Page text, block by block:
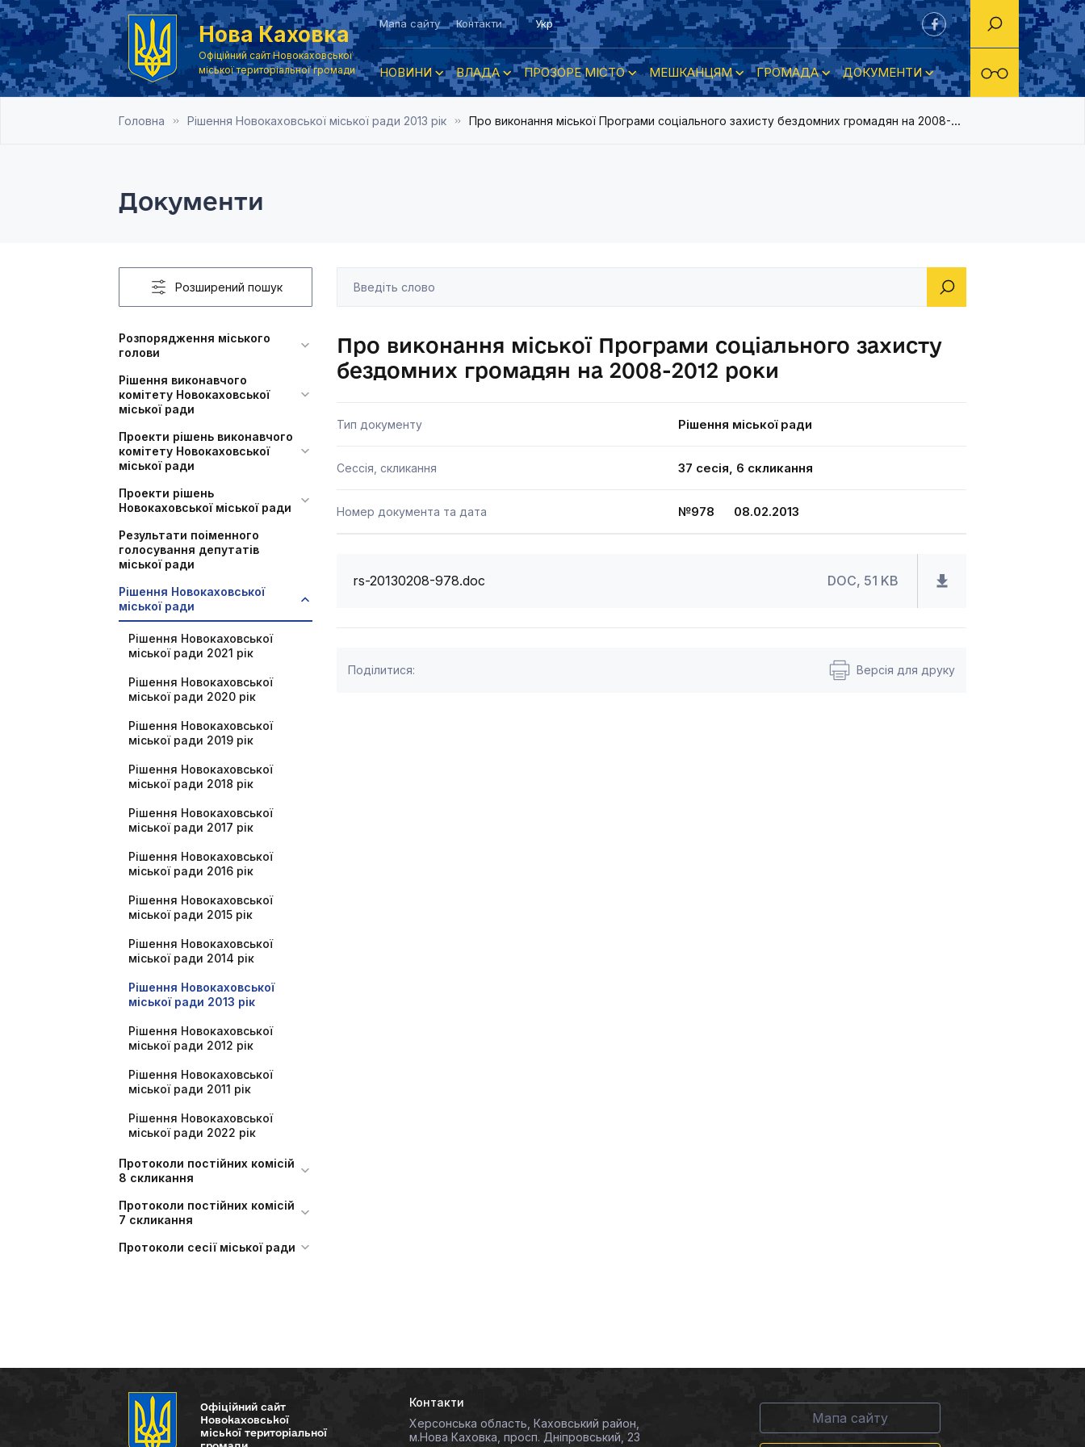
Нова Каховка
Офіційний сайт Новокаховської
міської територіальної громади
Мапа сайту Контакти Укр
НОВИНИ ВЛАДА ПРОЗОРЕ МІСТО МЕШКАНЦЯМ ГРОМАДА ДОКУМЕНТИ
Головна Рішення Новокаховської міської ради 2013 рік Про виконання міської Програми соціального захисту бездомних громадян на 2008-2012 роки
Документи
Розширений пошук
Розпорядження міського
голови
Рішення виконавчого
комітету Новокаховської
міської ради
Проекти рішень виконавчого
комітету Новокаховської
міської ради
Проекти рішень
Новокаховської міської ради
Результати поіменного
голосування депутатів
міської ради
Рішення Новокаховської
міської ради
Рішення Новокаховської
міської ради 2021 рік
Рішення Новокаховської
міської ради 2020 рік
Рішення Новокаховської
міської ради 2019 рік
Рішення Новокаховської
міської ради 2018 рік
Рішення Новокаховської
міської ради 2017 рік
Рішення Новокаховської
міської ради 2016 рік
Рішення Новокаховської
міської ради 2015 рік
Рішення Новокаховської
міської ради 2014 рік
Рішення Новокаховської
міської ради 2013 рік
Рішення Новокаховської
міської ради 2012 рік
Рішення Новокаховської
міської ради 2011 рік
Рішення Новокаховської
міської ради 2022 рік
Протоколи постійних комісій
8 скликання
Протоколи постійних комісій
7 скликання
Протоколи сесії міської ради
Про виконання міської Програми соціального захисту
бездомних громадян на 2008-2012 роки
Тип документу Рішення міської ради
Сессія, скликання 37 сесія, 6 скликання
Номер документа та дата №978 08.02.2013
rs-20130208-978.doc DOC, 51 KB
Поділитися: Версія для друку
Офіційний сайт
Новокаховської
міської територіальної
Контакти
Херсонська область, Каховський район,
м.Нова Каховка, просп. Дніпровський, 23
Мапа сайту